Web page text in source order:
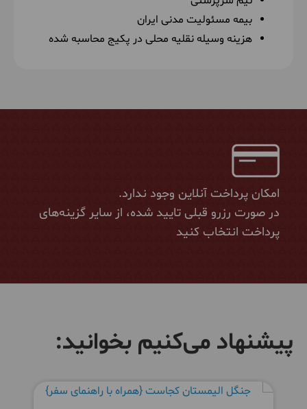
بیمه مسئولیت مدنی ایران
هزینه وسیله نقلیه محلی در پکیج محاسبه شده
امکان پرداخت آنلاین وجود ندارد.
در صورت رزرو قبلی تایید شده، از سایر گزینه‌های
پرداخت انتخاب کنید
پیشنهاد می‌کنیم بخوانید: